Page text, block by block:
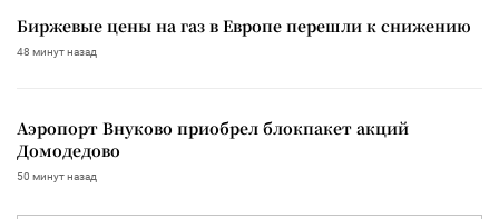
Биржевые цены на газ в Европе перешли к снижению
48 минут назад
Аэропорт Внуково приобрел блокпакет акций
Домодедово
50 минут назад